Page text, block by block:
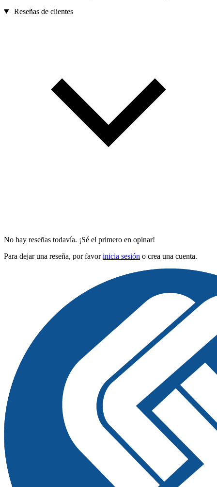
Reseñas de clientes
No hay reseñas todavía. ¡Sé el primero en opinar!
Para dejar una reseña, por favorinicia sesión o crea una cuenta.